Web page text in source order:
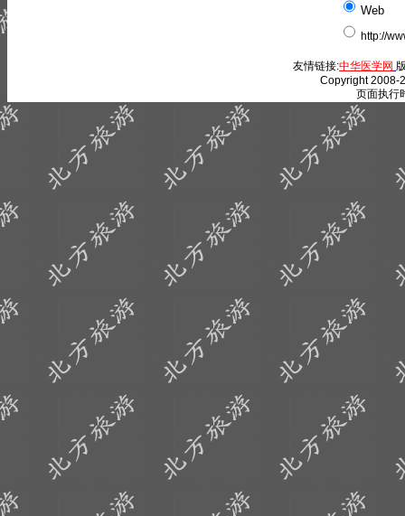
Web
http://
友情链接:中华医学网
Copyright 2008-
页面执行